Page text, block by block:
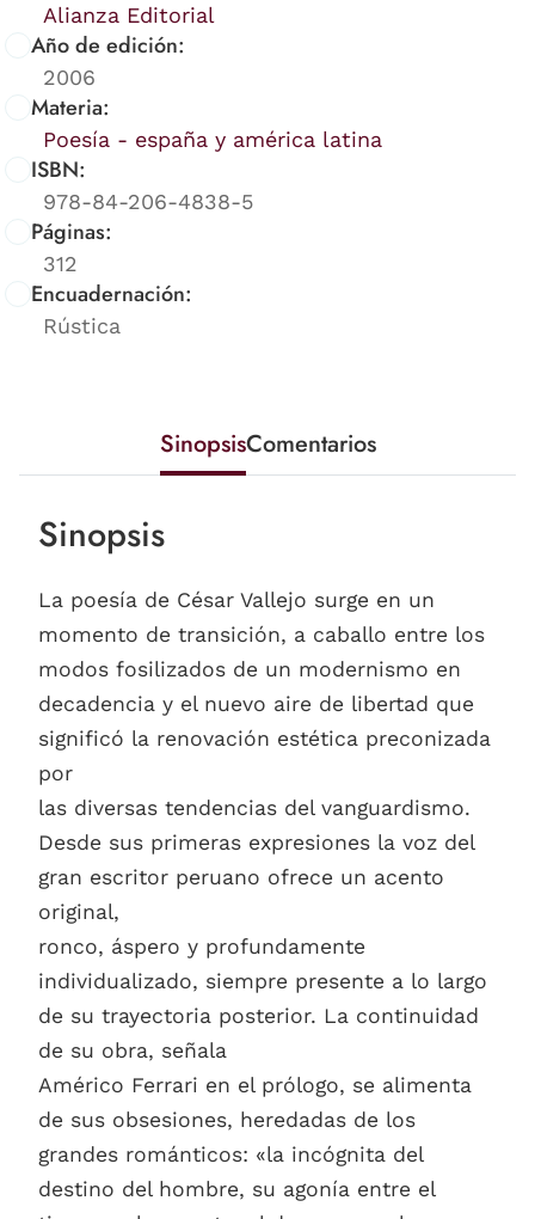
Alianza Editorial
Año de edición:
2006
Materia:
Poesía - españa y américa latina
ISBN:
978-84-206-4838-5
Páginas:
312
Encuadernación:
Rústica
SinopsisComentarios
Sinopsis
La poesía de César Vallejo surge en un
momento de transición, a caballo entre los
modos fosilizados de un modernismo en
decadencia y el nuevo aire de libertad que
significó la renovación estética preconizada
por
las diversas tendencias del vanguardismo.
Desde sus primeras expresiones la voz del
gran escritor peruano ofrece un acento
original,
ronco, áspero y profundamente
individualizado, siempre presente a lo largo
de su trayectoria posterior. La continuidad
de su obra, señala
Américo Ferrari en el prólogo, se alimenta
de sus obsesiones, heredadas de los
grandes románticos: «la incógnita del
destino del hombre, su agonía entre el